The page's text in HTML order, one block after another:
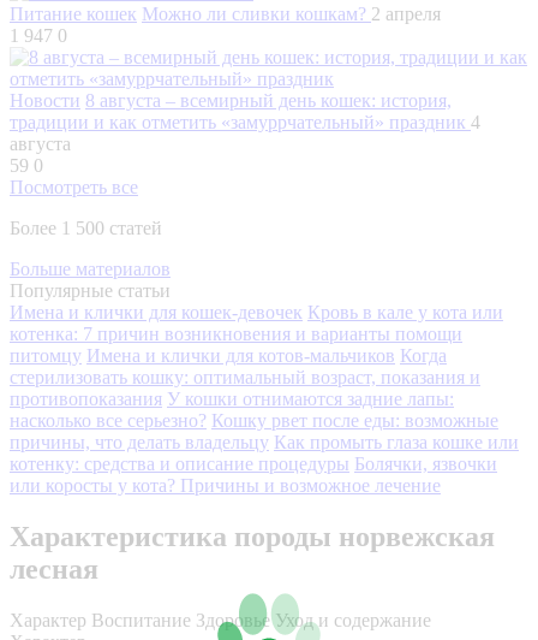
Питание кошек Можно ли сливки кошкам? 2 апреля
1 947 0
Новости 8 августа – всемирный день кошек: история,
традиции и как отметить «замуррчательный» праздник 4
августа
59 0
Посмотреть все
Более 1 500 статей
Больше материалов
Популярные статьи
Имена и клички для кошек-девочек Кровь в кале у кота или
котенка: 7 причин возникновения и варианты помощи
питомцу Имена и клички для котов-мальчиков Когда
стерилизовать кошку: оптимальный возраст, показания и
противопоказания У кошки отнимаются задние лапы:
насколько все серьезно? Кошку рвет после еды: возможные
причины, что делать владельцу Как промыть глаза кошке или
котенку: средства и описание процедуры Болячки, язвочки
или коросты у кота? Причины и возможное лечение
Характеристика породы норвежская
лесная
Характер Воспитание Здоровье Уход и содержание